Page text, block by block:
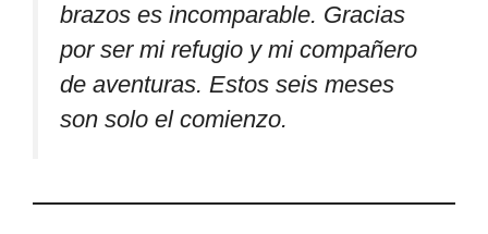
brazos es incomparable. Gracias
por ser mi refugio y mi compañero
de aventuras. Estos seis meses
son solo el comienzo.